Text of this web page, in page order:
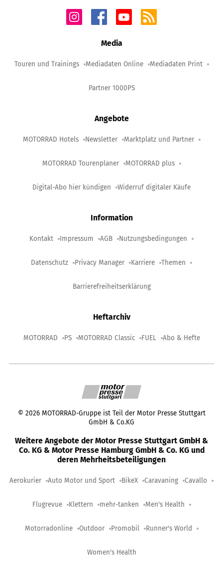
Media
Touren und Trainings Mediadaten Online Mediadaten Print
Partner 1000PS
Angebote
MOTORRAD Hotels Newsletter Marktplatz und Partner
MOTORRAD Tourenplaner MOTORRAD plus
Digital-Abo hier kündigen Widerruf digitaler Käufe
Information
Kontakt Impressum AGB Nutzungsbedingungen
Datenschutz Privacy Manager Karriere Themen
Barrierefreiheitserklärung
Heftarchiv
MOTORRAD PS MOTORRAD Classic FUEL Abo & Hefte
© 2026 MOTORRAD-Gruppe ist Teil der Motor Presse Stuttgart
GmbH & Co.KG
Weitere Angebote der Motor Presse Stuttgart GmbH &
Co. KG & Motor Presse Hamburg GmbH & Co. KG und
deren Mehrheitsbeteiligungen
Aerokurier Auto Motor und Sport BikeX Caravaning Cavallo
Flugrevue Klettern mehr-tanken Men's Health
Motorradonline Outdoor Promobil Runner's World
Women's Health